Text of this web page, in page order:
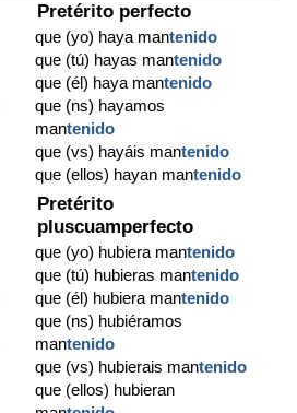
Pretérito perfecto
que (yo) haya mantenido
que (tú) hayas mantenido
que (él) haya mantenido
que (ns) hayamos
mantenido
que (vs) hayáis mantenido
que (ellos) hayan mantenido
Pretérito
pluscuamperfecto
que (yo) hubiera mantenido
que (tú) hubieras mantenido
que (él) hubiera mantenido
que (ns) hubiéramos
mantenido
que (vs) hubierais mantenido
que (ellos) hubieran